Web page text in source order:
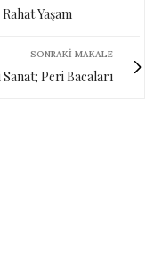
Yaşam
SONRAKI MAKALE
Peri Bacaları